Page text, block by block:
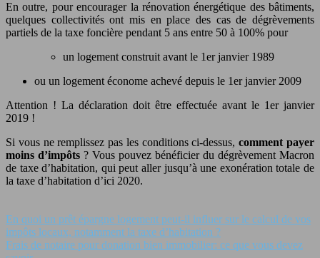
En outre, pour encourager la rénovation énergétique des bâtiments,
quelques collectivités ont mis en place des cas de dégrèvements
partiels de la taxe foncière pendant 5 ans entre 50 à 100% pour
un logement construit avant le 1er janvier 1989
ou un logement économe achevé depuis le 1er janvier 2009
Attention ! La déclaration doit être effectuée avant le 1er janvier
2019 !
Si vous ne remplissez pas les conditions ci-dessus,comment payer
moins d’impôts ? Vous pouvez bénéficier du dégrèvement Macron
de taxe d’habitation, qui peut aller jusqu’à une exonération totale de
la taxe d’habitation d’ici 2020.
En quoi un prêt épargne logement peut‑il influer sur le calcul de vos
impôts locaux, notamment la taxe d’habitation ?
Frais de notaire pour donation bien immobilier: ce que vous devez